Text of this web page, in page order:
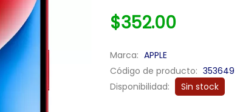
$352.00
Marca: APPLE
Código de producto: 353649
Disponibilidad:
Sin stock